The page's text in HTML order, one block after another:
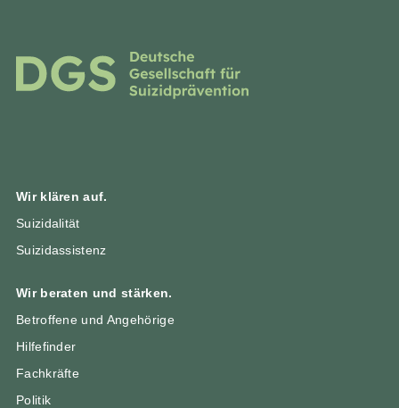
Wir klären auf.
Suizidalität
Suizidassistenz
Wir beraten und stärken.
Betroffene und Angehörige
Hilfefinder
Fachkräfte
Politik